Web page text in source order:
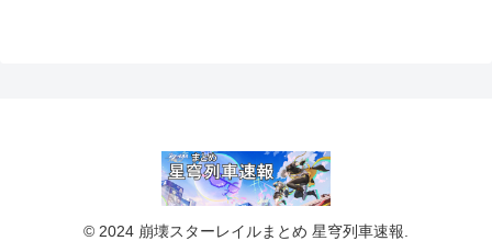
© 2024 崩壊スターレイルまとめ 星穹列車速報.